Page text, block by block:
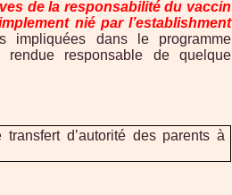
de la responsabilité du vaccin
nié par l’establishment
impliquées dans le programme
responsable de quelque
d’autorité des parents à